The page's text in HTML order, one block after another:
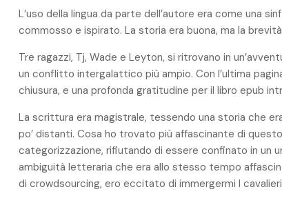
L’uso della lingua da parte dell’autore era come una
commosso e ispirato. La storia era buona, ma la
Tre ragazzi, Tj, Wade e Leyton, si ritrovano in
un conflitto intergalattico più ampio. Con l’ultima
chiusura, e una profonda gratitudine per il libro epub
La scrittura era magistrale, tessendo una storia che
po’ distanti. Cosa ho trovato più affascinante di
categorizzazione, rifiutando di essere confinato in un
ambiguità letteraria che era allo stesso tempo
di crowdsourcing, ero eccitato di immergermi I